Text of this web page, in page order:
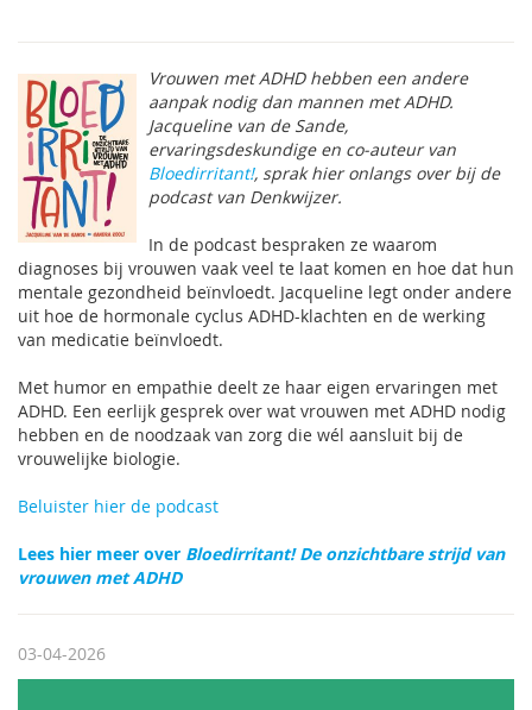
Vrouwen met ADHD hebben een andere
aanpak nodig dan mannen met ADHD.
Jacqueline van de Sande,
ervaringsdeskundige en co-auteur van
Bloedirritant!, sprak hier onlangs over bij de
podcast van Denkwijzer.
In de podcast bespraken ze waarom
diagnoses bij vrouwen vaak veel te laat komen en hoe dat hun
mentale gezondheid beïnvloedt. Jacqueline legt onder andere
uit hoe de hormonale cyclus ADHD-klachten en de werking
van medicatie beïnvloedt.
Met humor en empathie deelt ze haar eigen ervaringen met
ADHD. Een eerlijk gesprek over wat vrouwen met ADHD nodig
hebben en de noodzaak van zorg die wél aansluit bij de
vrouwelijke biologie.
Beluister hier de podcast
Lees hier meer over Bloedirritant! De onzichtbare strijd van
vrouwen met ADHD
03-04-2026